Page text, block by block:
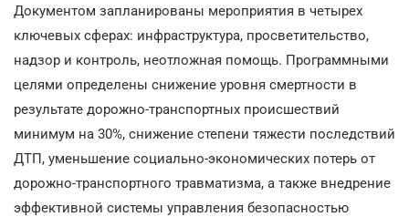
Документом запланированы мероприятия в четырех
ключевых сферах: инфраструктура, просветительство,
надзор и контроль, неотложная помощь. Программными
целями определены снижение уровня смертности в
результате дорожно-транспортных происшествий
минимум на 30%, снижение степени тяжести последствий
ДТП, уменьшение социально-экономических потерь от
дорожно-транспортного травматизма, а также внедрение
эффективной системы управления безопасностью